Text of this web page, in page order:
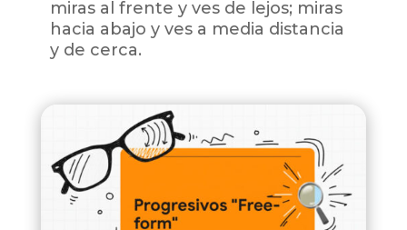
miras al frente y ves de lejos; miras
hacia abajo y ves a media distancia
y de cerca.